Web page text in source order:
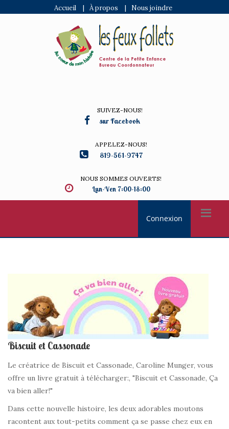
Accueil | À propos | Nous joindre
SUIVEZ-NOUS!
sur Facebook
APPELEZ-NOUS!
819-561-9747
NOUS SOMMES OUVERTS!
Lun-Ven 7:00-18:00
Connexion
Biscuit et Cassonade
Le créatrice de Biscuit et Cassonade, Caroline Munger, vous
offre un livre gratuit à télécharger:, "Biscuit et Cassonade, Ça
va bien aller!"
Dans cette nouvelle histoire, les deux adorables moutons
racontent aux tout-petits comment ça se passe chez eux en